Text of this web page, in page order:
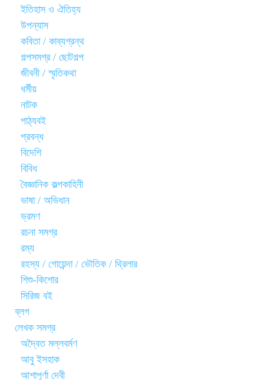
ইতিহাস ও ঐতিহ্য
উপন্যাস
কবিতা / কাব্যগ্রন্থ
গল্পসমগ্র / ছোটগল্প
জীবনী / স্মৃতিকথা
ধর্মীয়
নাটক
পাঠ্যবই
প্রবন্ধ
বিদেশি
বিবিধ
বৈজ্ঞানিক কল্পকাহিনী
ভাষা / অভিধান
ভ্রমণ
রচনা সমগ্র
রম্য
রহস্য / গোয়েন্দা / ভৌতিক / থ্রিলার
শিশু-কিশোর
সিরিজ বই
ব্লগ
লেখক সমগ্র
অদ্বৈত মল্লবর্মণ
আবু ইসহাক
আশাপূর্ণা দেবী